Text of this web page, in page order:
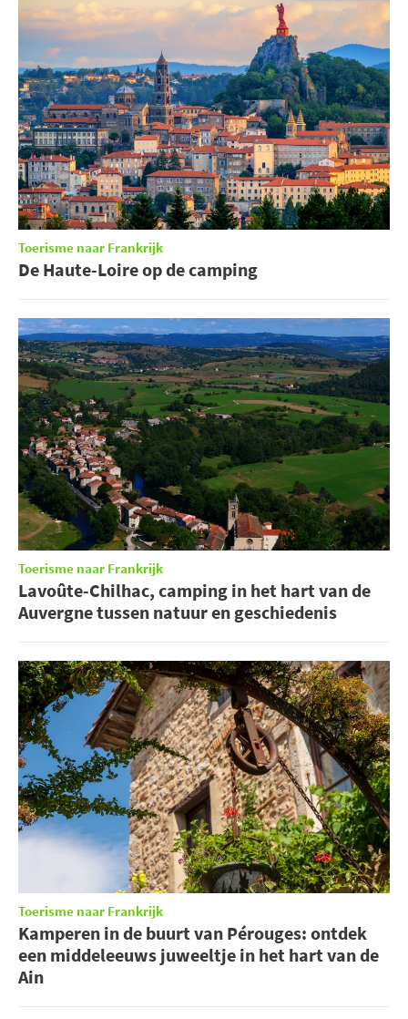
Toerisme naar Frankrijk
De Haute-Loire op de camping
Toerisme naar Frankrijk
Lavoûte-Chilhac, camping in het hart van de
Auvergne tussen natuur en geschiedenis
Toerisme naar Frankrijk
Kamperen in de buurt van Pérouges: ontdek
een middeleeuws juweeltje in het hart van de
Ain